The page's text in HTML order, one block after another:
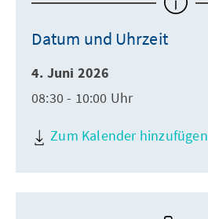
Datum und Uhrzeit
4. Juni 2026
08:30 - 10:00 Uhr
Zum Kalender hinzufügen